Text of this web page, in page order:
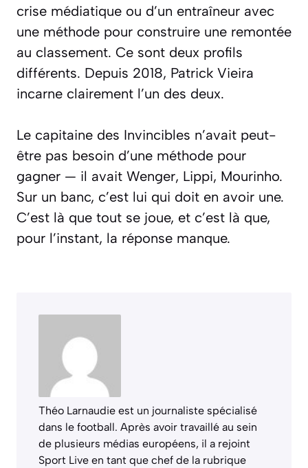
crise médiatique ou d’un entraîneur avec
une méthode pour construire une remontée
au classement. Ce sont deux profils
différents. Depuis 2018, Patrick Vieira
incarne clairement l’un des deux.
Le capitaine des Invincibles n’avait peut-
être pas besoin d’une méthode pour
gagner — il avait Wenger, Lippi, Mourinho.
Sur un banc, c’est lui qui doit en avoir une.
C’est là que tout se joue, et c’est là que,
pour l’instant, la réponse manque.
Théo Larnaudie est un journaliste spécialisé
dans le football. Après avoir travaillé au sein
de plusieurs médias européens, il a rejoint
Sport Live en tant que chef de la rubrique